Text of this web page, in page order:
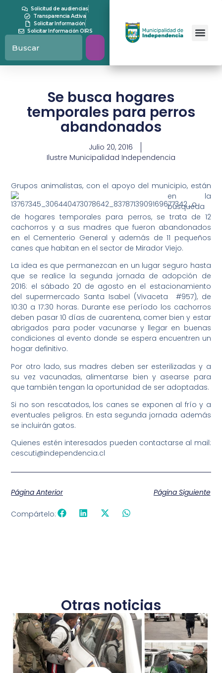
Solicitud de audiencias
Transparencia Activa
Solicitar Información
Solicitar Información OIRS
Se busca hogares
temporales para perros
abandonados
Julio 20, 2016
Ilustre Municipalidad Independencia
Grupos animalistas, con el apoyo del municipio, están
en la
búsqueda
de hogares temporales para perros, se trata de 12
cachorros y a sus madres que fueron abandonados
en el Cementerio General y además de 11 pequeños
canes que habitan en el sector de Mirador Viejo.
La idea es que permanezcan en un lugar seguro hasta
que se realice la segunda jornada de adopción de
2016: el sábado 20 de agosto en el estacionamiento
del supermercado Santa Isabel (Vivaceta #957), de
10:30 a 17:30 horas. Durante ese período los cachorros
deben pasar 10 días de cuarentena, comer bien y estar
abrigados para poder vacunarse y llegar en buenas
condiciones al evento donde se espera encuentren un
hogar definitivo.
Por otro lado, sus madres deben ser esterilizadas y a
su vez vacunadas, alimentarse bien y asearse para
que también tengan la oportunidad de ser adoptadas.
Si no son rescatados, los canes se exponen al frío y a
eventuales peligros. En esta segunda jornada además
se incluirán gatos.
Quienes estén interesados pueden contactarse al mail:
cescuti@independencia.cl
Página Anterior Página Siguiente
Compártelo:
Otras noticias